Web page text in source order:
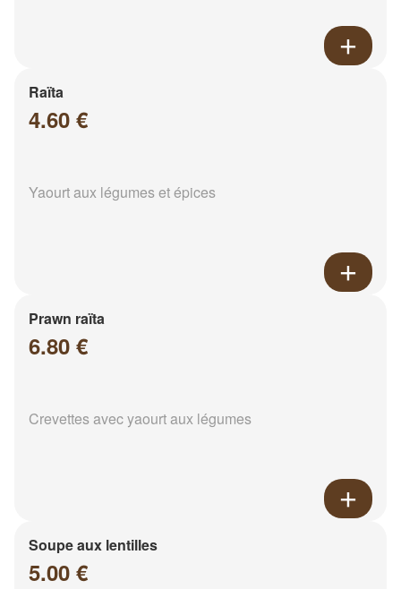
Raïta
4.60 €
Yaourt aux légumes et épices
Prawn raïta
6.80 €
Crevettes avec yaourt aux légumes
Soupe aux lentilles
5.00 €